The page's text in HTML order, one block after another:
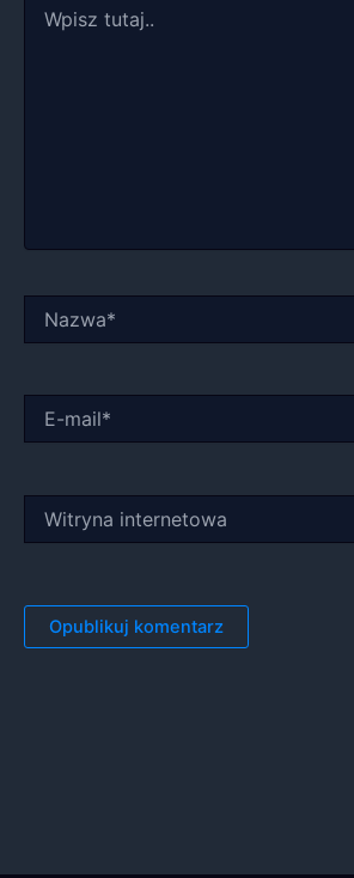
tutaj..
mail*
internetowa